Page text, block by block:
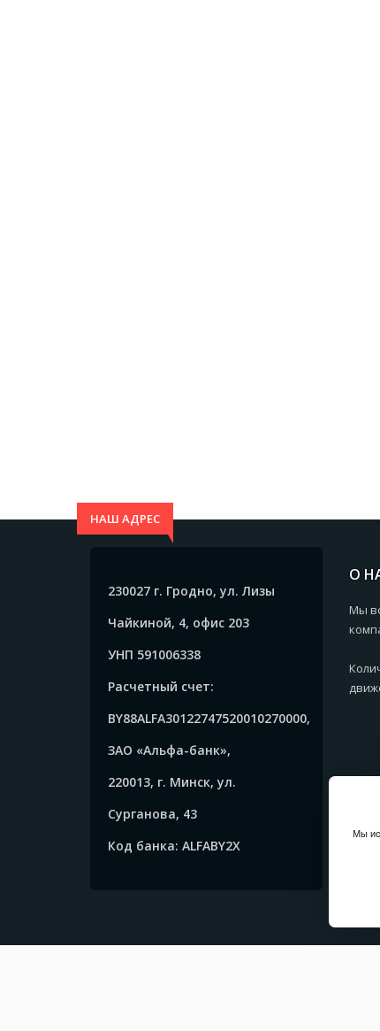
Мы
НАШ АДРЕС
230027 г. Гродно, ул. Лизы
Чайкиной, 4, офис 203
УНП 591006338
Расчетный счет:
BY88ALFA30122747520010270000,
ЗАО «Альфа-банк»,
220013, г. Минск, ул.
Сурганова, 43
Код банка: ALFABY2X
О
Мы